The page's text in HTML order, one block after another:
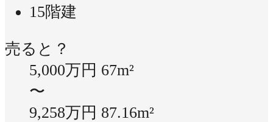
15階建
売ると？
5,000万円 67m²
〜
9,258万円 87.16m²